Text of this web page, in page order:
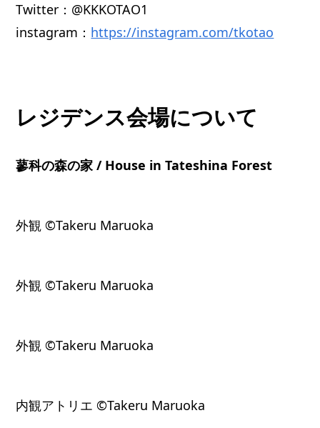
Twitter：@KKKOTAO1
instagram： https://instagram.com/tkotao
レジデンス会場について
蓼科の森の家 / House in Tateshina Forest
外観 ©Takeru Maruoka
外観 ©Takeru Maruoka
外観 ©Takeru Maruoka
内観アトリエ ©Takeru Maruoka